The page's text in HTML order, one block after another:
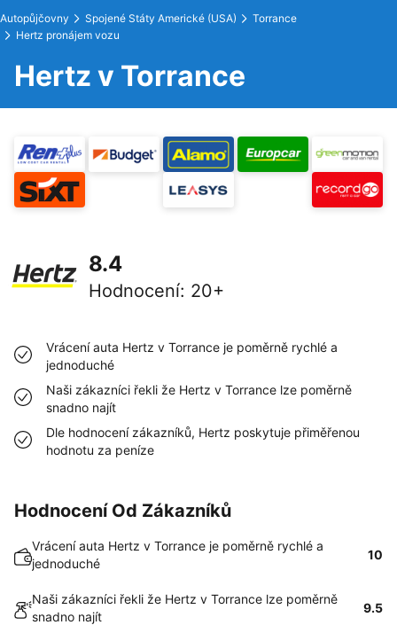
Autopůjčovny Spojené Státy Americké (USA)
Torrance
Hertz pronájem vozu
Hertz v Torrance
8.4
Hodnocení: 20+
Vrácení auta Hertz v Torrance je poměrně rychlé a
jednoduché
Naši zákazníci řekli že Hertz v Torrance lze poměrně
snadno najít
Dle hodnocení zákazníků, Hertz poskytuje přiměřenou
hodnotu za peníze
Hodnocení Od Zákazníků
Vrácení auta Hertz v Torrance je poměrně rychlé a
jednoduché
10
Naši zákazníci řekli že Hertz v Torrance lze poměrně
snadno najít
9.5